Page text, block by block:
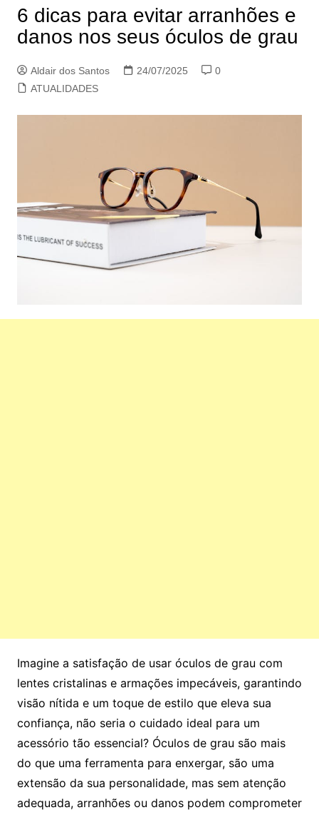
6 dicas para evitar arranhões e
danos nos seus óculos de grau
Aldair dos Santos 24/07/2025
0
ATUALIDADES
Imagine a satisfação de usar óculos de grau com
lentes cristalinas e armações impecáveis, garantindo
visão nítida e um toque de estilo que eleva sua
confiança, não seria o cuidado ideal para um
acessório tão essencial? Óculos de grau são mais
do que uma ferramenta para enxergar, são uma
extensão da sua personalidade, mas sem atenção
adequada, arranhões ou danos podem comprometer